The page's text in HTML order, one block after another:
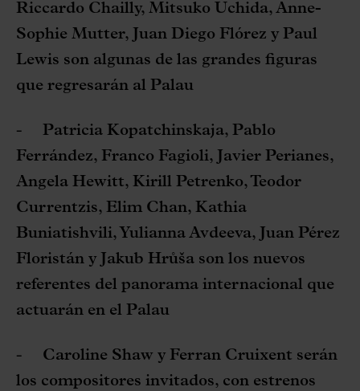
Riccardo Chailly, Mitsuko Uchida, Anne-
Sophie Mutter, Juan Diego Flórez y Paul
Lewis son algunas de las grandes figuras
que regresarán al Palau
- Patricia Kopatchinskaja, Pablo
Ferrández, Franco Fagioli, Javier Perianes,
Angela Hewitt, Kirill Petrenko, Teodor
Currentzis, Elim Chan, Kathia
Buniatishvili, Yulianna Avdeeva, Juan Pérez
Floristán y Jakub Hrůša son los nuevos
referentes del panorama internacional que
actuarán en el Palau
- Caroline Shaw y Ferran Cruixent serán
los compositores invitados, con estrenos